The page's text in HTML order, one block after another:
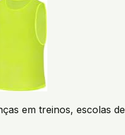
em treinos, escolas de